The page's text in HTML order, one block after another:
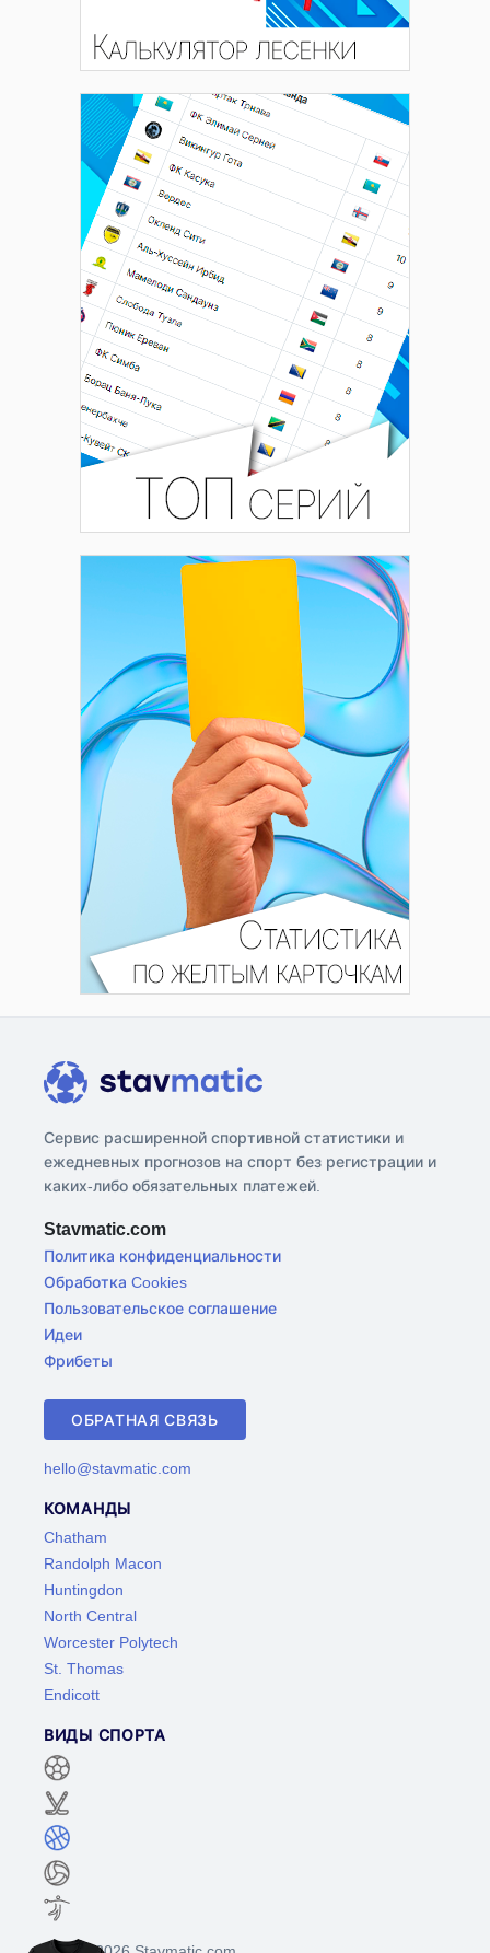
Сервис расширенной спортивной статистики и
ежедневных прогнозов на спорт без регистрации и
каких-либо обязательных платежей.
Stavmatic.com
Политика конфиденциальности
Обработка Cookies
Пользовательское соглашение
Идеи
Фрибеты
ОБРАТНАЯ СВЯЗЬ
hello@stavmatic.com
КОМАНДЫ
Chatham
Randolph Macon
Huntingdon
North Central
Worcester Polytech
St. Thomas
Endicott
ВИДЫ СПОРТА